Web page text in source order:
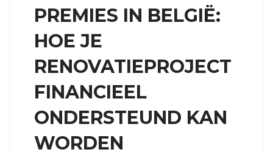
PREMIES IN BELGIË:
HOE JE
RENOVATIEPROJECT
FINANCIEEL
ONDERSTEUND KAN
WORDEN